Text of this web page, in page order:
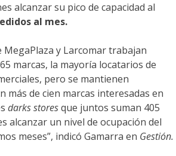
alcanzar su pico de capacidad al
al mes.
MegaPlaza y Larcomar trabajan
marcas, la mayoría locatarios de
pero se mantienen
más de cien marcas interesadas en
darks storesque juntos suman 405
alcanzar un nivel de ocupación del
meses”, indicó Gamarra en Gestión.